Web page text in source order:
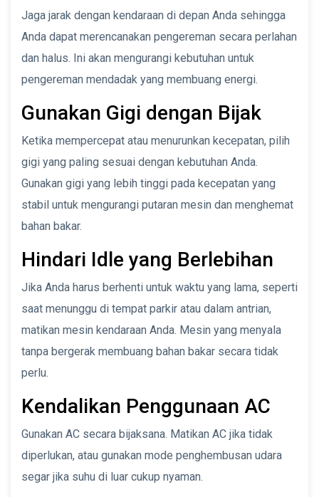
Jaga jarak dengan kendaraan di depan Anda sehingga
Anda dapat merencanakan pengereman secara perlahan
dan halus. Ini akan mengurangi kebutuhan untuk
pengereman mendadak yang membuang energi.
Gunakan Gigi dengan Bijak
Ketika mempercepat atau menurunkan kecepatan, pilih
gigi yang paling sesuai dengan kebutuhan Anda.
Gunakan gigi yang lebih tinggi pada kecepatan yang
stabil untuk mengurangi putaran mesin dan menghemat
bahan bakar.
Hindari Idle yang Berlebihan
Jika Anda harus berhenti untuk waktu yang lama, seperti
saat menunggu di tempat parkir atau dalam antrian,
matikan mesin kendaraan Anda. Mesin yang menyala
tanpa bergerak membuang bahan bakar secara tidak
perlu.
Kendalikan Penggunaan AC
Gunakan AC secara bijaksana. Matikan AC jika tidak
diperlukan, atau gunakan mode penghembusan udara
segar jika suhu di luar cukup nyaman.